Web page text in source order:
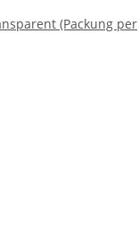
(Packung per